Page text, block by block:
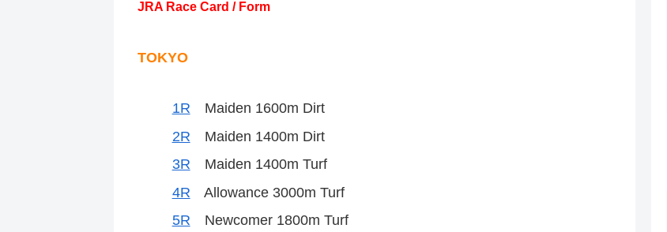
JRA Race Card / Form
TOKYO
1R Maiden 1600m Dirt
2R Maiden 1400m Dirt
3R Maiden 1400m Turf
4R Allowance 3000m Turf
5R Newcomer 1800m Turf